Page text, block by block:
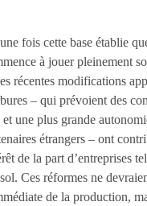
fois cette base établie
à jouer pleinement
récentes modifications
– qui prévoient des
et une plus grande
étrangers – ont
de la part d’entreprises
Ces réformes ne
de la production,